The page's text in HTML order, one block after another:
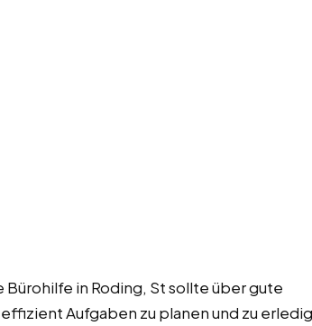
Bürohilfe in Roding, St sollte über gute
Aufgaben zu planen und zu